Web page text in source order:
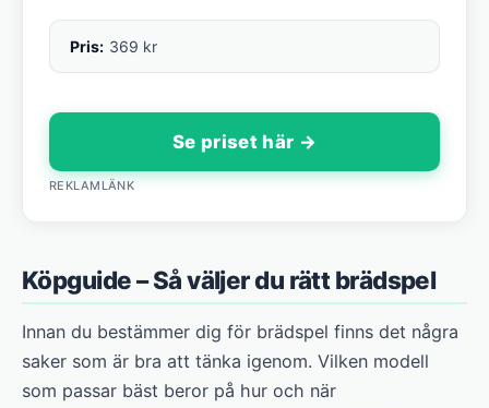
Pris: 369 kr
Se priset här →
REKLAMLÄNK
Köpguide – Så väljer du rätt brädspel
Innan du bestämmer dig för brädspel finns det några
saker som är bra att tänka igenom. Vilken modell
som passar bäst beror på hur och när